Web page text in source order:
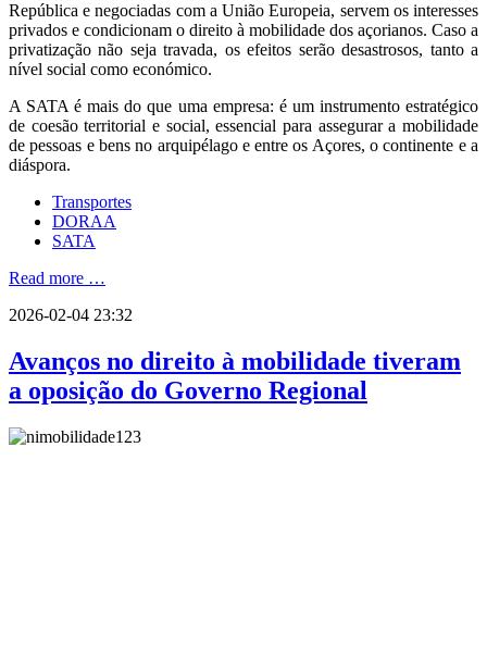
República e negociadas com a União Europeia, servem os interesses
privados e condicionam o direito à mobilidade dos açorianos. Caso a
privatização não seja travada, os efeitos serão desastrosos, tanto a
nível social como económico.
A SATA é mais do que uma empresa: é um instrumento estratégico
de coesão territorial e social, essencial para assegurar a mobilidade
de pessoas e bens no arquipélago e entre os Açores, o continente e a
diáspora.
Transportes
DORAA
SATA
Read more …
2026-02-04 23:32
Avanços no direito à mobilidade tiveram
a oposição do Governo Regional